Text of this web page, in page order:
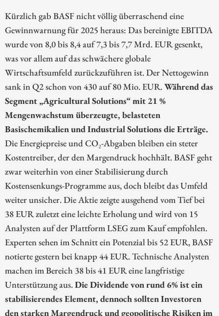
Kürzlich gab BASF nicht völlig überraschend eine
Gewinnwarnung für 2025 heraus: Das bereinigte EBITDA
wurde von 8,0 bis 8,4 auf 7,3 bis 7,7 Mrd. EUR gesenkt,
was vor allem auf das schwächere globale
Wirtschaftsumfeld zurückzuführen ist. Der Nettogewinn
sank in Q2 schon von 430 auf 80 Mio. EUR.Während das
Segment „Agricultural Solutions“ mit 21 %
Mengenwachstum überzeugte, belasteten
Basischemikalien und Industrial Solutions die Erträge.
Die Energiepreise und CO₂-Abgaben bleiben ein steter
Kostentreiber, der den Margendruck hochhält. BASF geht
zwar weiterhin von einer Stabilisierung durch
Kostensenkungs-Programme aus, doch bleibt das Umfeld
weiter unsicher. Die Aktie zeigte ausgehend vom Tief bei
38 EUR zuletzt eine leichte Erholung und wird von 15
Analysten auf der Plattform LSEG zum Kauf empfohlen.
Experten sehen im Schnitt ein Potenzial bis 52 EUR, BASF
notierte gestern bei knapp 44 EUR. Technische Analysten
machen im Bereich 38 bis 41 EUR eine langfristige
Unterstützung aus.Die Dividende von rund 6% ist ein
stabilisierendes Element, dennoch sollten Investoren
den starken Margendruck und geopolitische Risiken im